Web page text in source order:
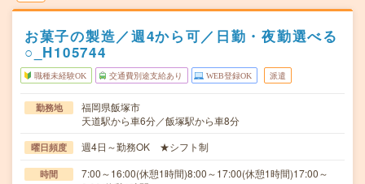
お菓子の製造／週4から可／日勤・夜勤選べる
○_H105744
職種未経験OK 交通費別途支給あり WEB登録OK 派遣
勤務地
福岡県飯塚市
天道駅から車6分／飯塚駅から車8分
曜日頻度 週4日～勤務OK ★シフト制
時間
7:00～16:00(休憩1時間)8:00～17:00(休憩1時間)17:00～